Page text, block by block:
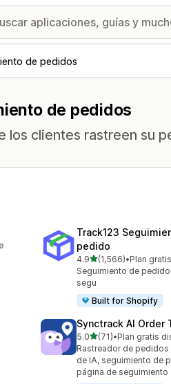
de pedidos
de pedidos
los clientes rastreen su
Track123
pedido
4.9de 5 estrellas
(1,566)
1566 reseñas en total
•Plan
Seguimiento de
segu
Built for Shopify
Synctrack AI Order
5.0de 5 estrellas
(71)
71 reseñas en total
•Plan gratis
Rastreador de pedidos
de IA, seguimiento de
página de seguimiento